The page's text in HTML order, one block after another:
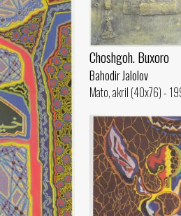
Choshgoh. Buxoro
Bahodir Jalolov
Mato, akril (40x76) -